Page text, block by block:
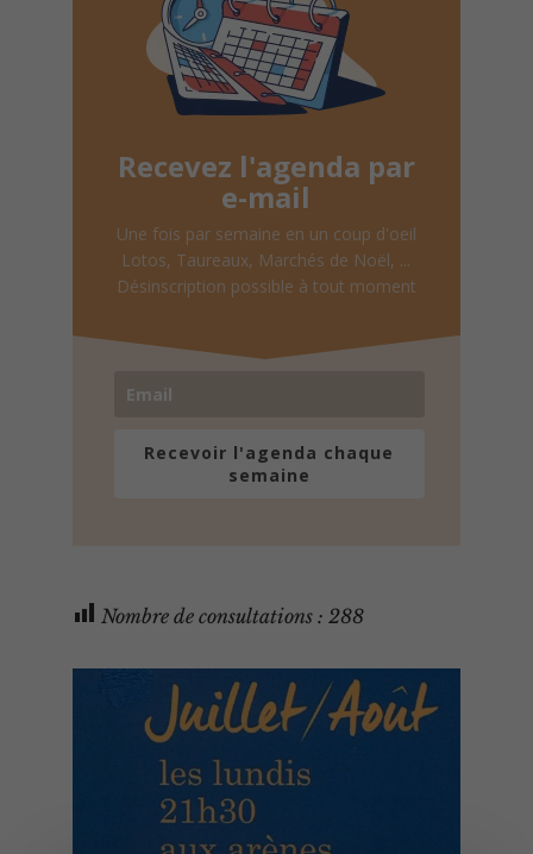
Recevez l'agenda par
e-mail
Une fois par semaine en un coup d'oeil
Lotos, Taureaux, Marchés de Noël, ...
Désinscription possible à tout moment
Recevoir l'agenda chaque
semaine
Nombre de consultations : 288